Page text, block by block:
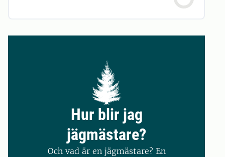
Hur blir jag
jägmästare?
Och vad är en jägmästare? En